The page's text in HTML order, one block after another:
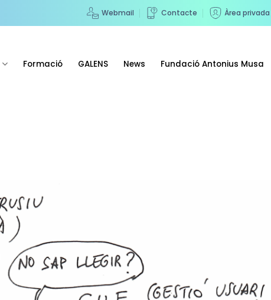
Webmail Contacte Àrea privada
Formació GALENS News Fundació Antonius Musa